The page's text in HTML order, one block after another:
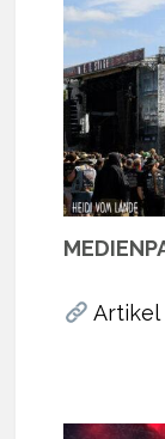
Artikel